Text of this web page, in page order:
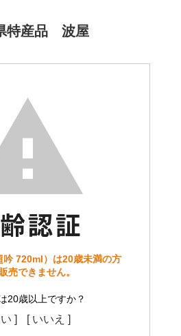
特産品 波屋
吟 720ml）は20歳未満の方
売できません。
20歳以上ですか？
] [ いいえ ]